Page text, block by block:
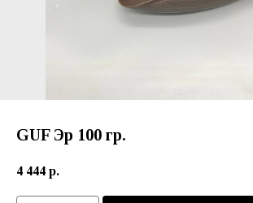
GUF Эр 100 гр.
4 444 р.